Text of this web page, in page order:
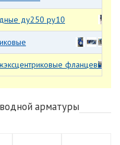
ду250 ру10
фланцевые
арматуры